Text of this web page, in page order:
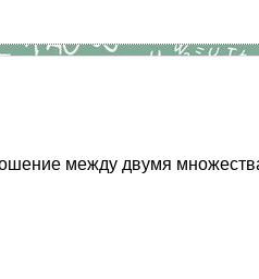
между двумя